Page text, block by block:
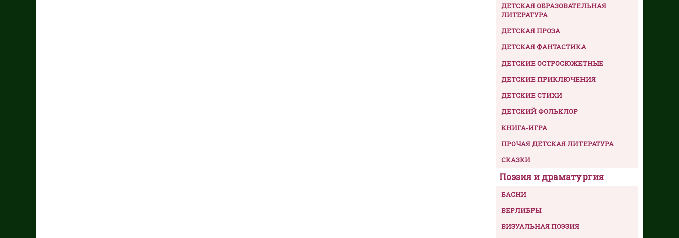
ДЕТСКАЯ ОБРАЗОВАТЕЛЬНАЯ
ЛИТЕРАТУРА
ДЕТСКАЯ ПРОЗА
ДЕТСКАЯ ФАНТАСТИКА
ДЕТСКИЕ ОСТРОСЮЖЕТНЫЕ
ДЕТСКИЕ ПРИКЛЮЧЕНИЯ
ДЕТСКИЕ СТИХИ
ДЕТСКИЙ ФОЛЬКЛОР
КНИГА-ИГРА
ПРОЧАЯ ДЕТСКАЯ ЛИТЕРАТУРА
СКАЗКИ
Поэзия и драматургия
БАСНИ
ВЕРЛИБРЫ
ВИЗУАЛЬНАЯ ПОЭЗИЯ